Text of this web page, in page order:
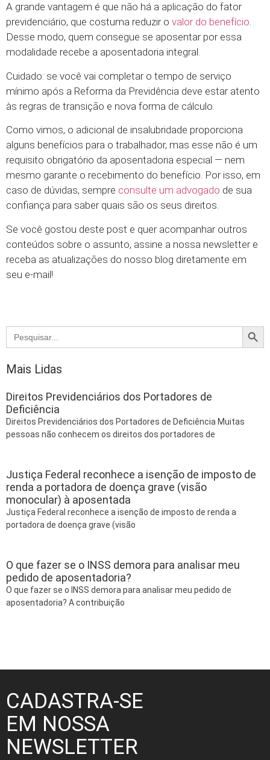
A grande vantagem é que não há a aplicação do fator
previdenciário, que costuma reduzir o valor do benefício.
Desse modo, quem consegue se aposentar por essa
modalidade recebe a aposentadoria integral.
Cuidado: se você vai completar o tempo de serviço
mínimo após a Reforma da Previdência deve estar atento
às regras de transição e nova forma de cálculo.
Como vimos, o adicional de insalubridade proporciona
alguns benefícios para o trabalhador, mas esse não é um
requisito obrigatório da aposentadoria especial — nem
mesmo garante o recebimento do benefício. Por isso, em
caso de dúvidas, sempre consulte um advogado de sua
confiança para saber quais são os seus direitos.
Se você gostou deste post e quer acompanhar outros
conteúdos sobre o assunto, assine a nossa newsletter e
receba as atualizações do nosso blog diretamente em
seu e-mail!
Search
for:
Mais Lidas
Direitos Previdenciários dos Portadores de
Deficiência
Direitos Previdenciários dos Portadores de Deficiência Muitas
pessoas não conhecem os direitos dos portadores de
Justiça Federal reconhece a isenção de imposto de
renda a portadora de doença grave (visão
monocular) à aposentada
Justiça Federal reconhece a isenção de imposto de renda a
portadora de doença grave (visão
O que fazer se o INSS demora para analisar meu
pedido de aposentadoria?
O que fazer se o INSS demora para analisar meu pedido de
aposentadoria? A contribuição
CADASTRA-SE
EM NOSSA
NEWSLETTER